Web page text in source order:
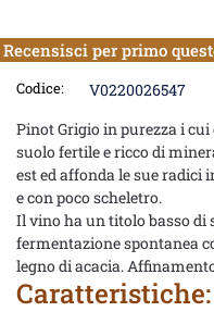
Recensisci per primo
Codice:
V0220026547
Pinot Grigio in purezza i
suolo fertile e ricco di
est ed affonda le sue
e con poco scheletro.
Il vino ha un titolo basso di
fermentazione spontanea
legno di acacia.
Caratteristiche: